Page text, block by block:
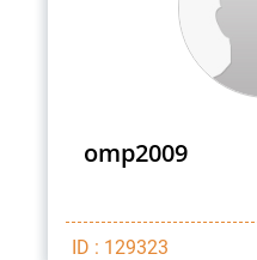
omp2009
ID : 129323